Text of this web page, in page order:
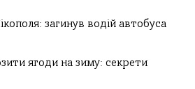
загинув водій автобуса
ягоди на зиму: секрети